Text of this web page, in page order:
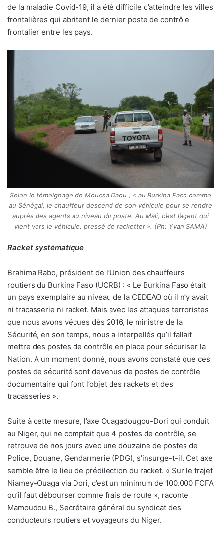
de la maladie Covid-19, il a été difficile d’atteindre les villes
frontalières qui abritent le dernier poste de contrôle
frontalier entre les pays.
Selon le témoignage de Moussa Daou , « au Burkina Faso comme
au Sénégal, le chauffeur descend de son véhicule pour se rendre
auprès des agents au niveau du poste. Au Mali, c’est l’agent qui
vient vers le véhicule, pressé de racketter ». (Ph: Yvan SAMA)
Racket systématique
Brahima Rabo, président de l’Union des chauffeurs
routiers du Burkina Faso (UCRB) : « Le Burkina Faso était
un pays exemplaire au niveau de la CEDEAO où il n’y avait
ni tracasserie ni racket. Mais avec les attaques terroristes
que nous avons vécues dès 2016, le ministre de la
Sécurité, en son temps, nous a interpellés qu’il fallait
mettre des postes de contrôle en place pour sécuriser la
Nation. A un moment donné, nous avons constaté que ces
postes de sécurité sont devenus de postes de contrôle
documentaire qui font l’objet des rackets et des
tracasseries ».
Suite à cette mesure, l’axe Ouagadougou-Dori qui conduit
au Niger, qui ne comptait que 4 postes de contrôle, se
retrouve de nos jours avec une douzaine de postes de
Police, Douane, Gendarmerie (PDG), s’insurge-t-il. Cet axe
semble être le lieu de prédilection du racket. « Sur le trajet
Niamey-Ouaga via Dori, c’est un minimum de 100.000 FCFA
qu’il faut débourser comme frais de route », raconte
Mamoudou B., Secrétaire général du syndicat des
conducteurs routiers et voyageurs du Niger.